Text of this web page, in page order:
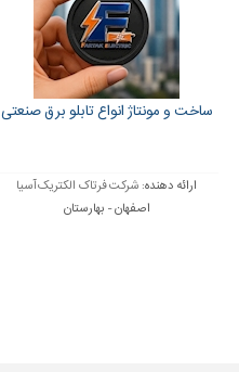
ساخت و مونتاژ انواع تابلو برق صنعتی
ارائه دهنده: شرکت فرتاک الکتریک آسیا
اصفهان - بهارستان